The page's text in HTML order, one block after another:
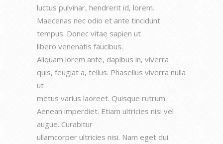
luctus pulvinar, hendrerit id, lorem.
Maecenas nec odio et ante tincidunt
tempus. Donec vitae sapien ut
libero venenatis faucibus.
Aliquam lorem ante, dapibus in, viverra
quis, feugiat a, tellus. Phasellus viverra nulla
ut
metus varius laoreet. Quisque rutrum.
Aenean imperdiet. Etiam ultricies nisi vel
augue. Curabitur
ullamcorper ultricies nisi. Nam eget dui.